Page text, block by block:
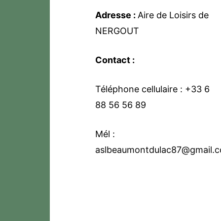
Adresse : Aire de Loisirs de
NERGOUT
Contact :
Téléphone cellulaire : +33 6
88 56 56 89
Mél :